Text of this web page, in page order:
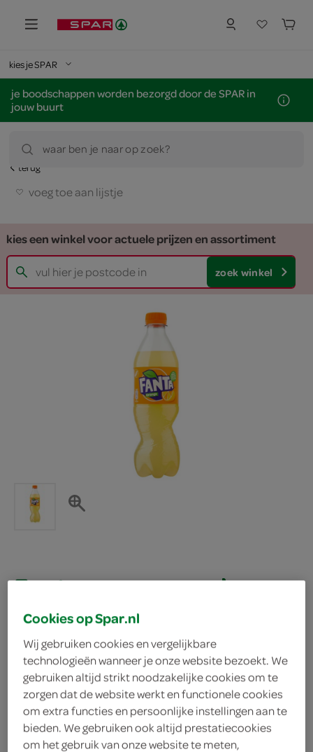
kies je SPAR
je boodschappen worden bezorgd door de SPAR in
jouw buurt
waar ben je naar op zoek?
terug
voeg toe aan lijstje
kies een winkel voor actuele prijzen en assortiment
zoek winkel
Fanta orange regular
cool
Fanta
2.
45
500 Milliliter
Cookies op Spar.nl
Wij gebruiken cookies en vergelijkbare
technologieën wanneer je onze website bezoekt. We
gebruiken altijd strikt noodzakelijke cookies om te
zorgen dat de website werkt en functionele cookies
om extra functies en persoonlijke instellingen aan te
bieden. We gebruiken ook altijd prestatiecookies
om het gebruik van onze website te meten,